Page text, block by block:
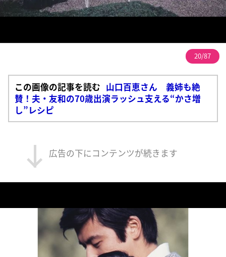
20/87
この画像の記事を読む 山口百恵さん 義姉も絶
賛！夫・友和の70歳出演ラッシュ支える“かさ増
し”レシピ
広告の下にコンテンツが続きます